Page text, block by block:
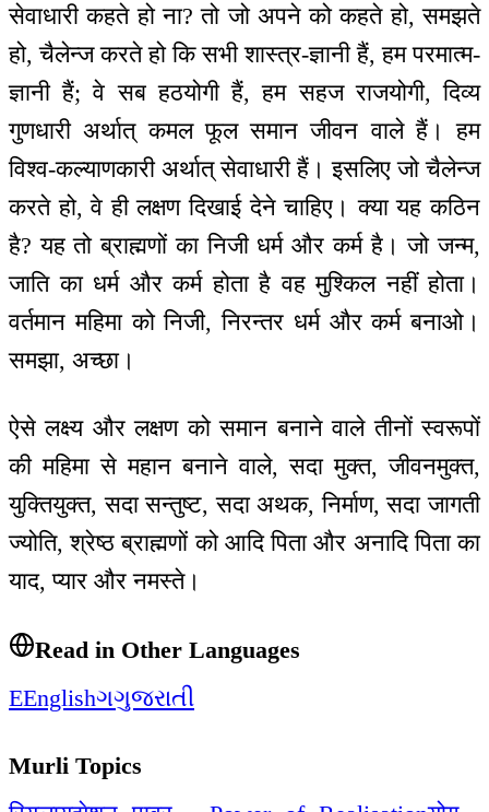
सेवाधारी कहते हो ना? तो जो अपने को कहते हो, समझते
हो, चैलेन्ज करते हो कि सभी शास्त्र-ज्ञानी हैं, हम परमात्म-
ज्ञानी हैं; वे सब हठयोगी हैं, हम सहज राजयोगी, दिव्य
गुणधारी अर्थात् कमल फूल समान जीवन वाले हैं। हम
विश्व-कल्याणकारी अर्थात् सेवाधारी हैं। इसलिए जो चैलेन्ज
करते हो, वे ही लक्षण दिखाई देने चाहिए। क्या यह कठिन
है? यह तो ब्राह्मणों का निजी धर्म और कर्म है। जो जन्म,
जाति का धर्म और कर्म होता है वह मुश्किल नहीं होता।
वर्तमान महिमा को निजी, निरन्तर धर्म और कर्म बनाओ।
समझा, अच्छा।
ऐसे लक्ष्य और लक्षण को समान बनाने वाले तीनों स्वरूपों
की महिमा से महान बनाने वाले, सदा मुक्त, जीवनमुक्त,
युक्तियुक्त, सदा सन्तुष्ट, सदा अथक, निर्माण, सदा जागती
ज्योति, श्रेष्ठ ब्राह्मणों को आदि पिता और अनादि पिता का
याद, प्यार और नमस्ते।
Read in Other Languages
EEnglishગગુજરાતી
Murli Topics